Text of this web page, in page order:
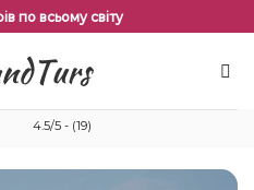
по всьому світу
4.5/5 - (19)